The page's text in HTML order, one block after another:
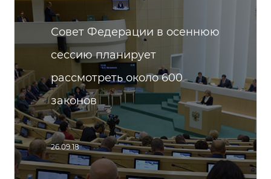
Совет Федерации в осеннюю
сессию планирует
рассмотреть около 600
законов
26.09.18